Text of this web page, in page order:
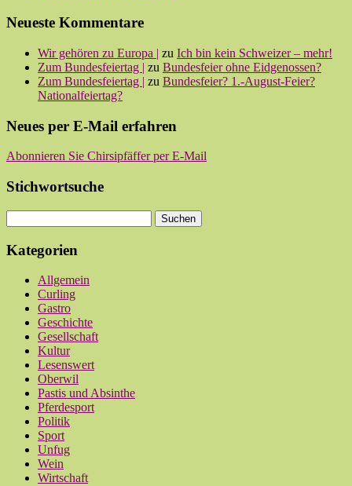
Neueste Kommentare
Wir gehören zu Europa | zu Ich bin kein Schweizer – mehr!
Zum Bundesfeiertag | zu Bundesfeier ohne Eidgenossen?
Zum Bundesfeiertag | zu Bundesfeier? 1.-August-Feier?
Nationalfeiertag?
Neues per E-Mail erfahren
Abonnieren Sie Chirsipfäffer per E-Mail
Stichwortsuche
Kategorien
Allgemein
Curling
Gastro
Geschichte
Gesellschaft
Kultur
Lesenswert
Oberwil
Pastis und Absinthe
Pferdesport
Politik
Sport
Unfug
Wein
Wirtschaft